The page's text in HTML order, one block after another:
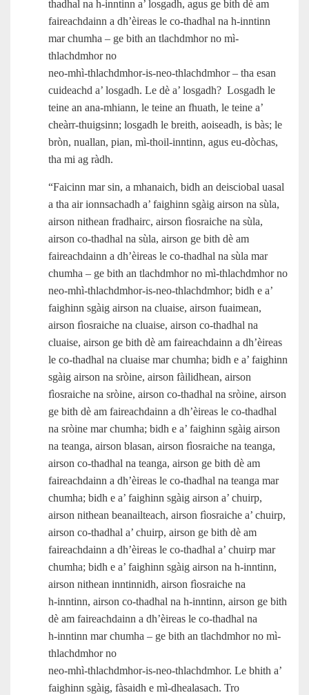
thadhal na h‑inntinn a’ losgadh, agus ge bith dè am
faireachdainn a dh’èireas le co-thadhal na h‑inntinn
mar chumha – ge bith an tlachdmhor no mì-
thlachdmhor no
neo‑mhì‑thlachdmhor‑is‑neo‑thlachdmhor – tha esan
cuideachd a’ losgadh. Le dè a’ losgadh? Losgadh le
teine an ana‑mhiann, le teine an fhuath, le teine a’
cheàrr‑thuigsinn; losgadh le breith, aoiseadh, is bàs; le
bròn, nuallan, pian, mì‑thoil-inntinn, agus eu‑dòchas,
tha mi ag ràdh.
“Faicinn mar sin, a mhanaich, bidh an deisciobal uasal
a tha air ionnsachadh a’ faighinn sgàig airson na sùla,
airson nithean fradhairc, airson fìosraiche na sùla,
airson co-thadhal na sùla, airson ge bith dè am
faireachdainn a dh’èireas le co-thadhal na sùla mar
chumha – ge bith an tlachdmhor no mì-thlachdmhor no
neo‑mhì‑thlachdmhor‑is‑neo‑thlachdmhor; bidh e a’
faighinn sgàig airson na cluaise, airson fuaimean,
airson fìosraiche na cluaise, airson co-thadhal na
cluaise, airson ge bith dè am faireachdainn a dh’èireas
le co-thadhal na cluaise mar chumha; bidh e a’ faighinn
sgàig airson na sròine, airson fàilidhean, airson
fìosraiche na sròine, airson co-thadhal na sròine, airson
ge bith dè am faireachdainn a dh’èireas le co-thadhal
na sròine mar chumha; bidh e a’ faighinn sgàig airson
na teanga, airson blasan, airson fìosraiche na teanga,
airson co-thadhal na teanga, airson ge bith dè am
faireachdainn a dh’èireas le co-thadhal na teanga mar
chumha; bidh e a’ faighinn sgàig airson a’ chuirp,
airson nithean beanailteach, airson fìosraiche a’ chuirp,
airson co-thadhal a’ chuirp, airson ge bith dè am
faireachdainn a dh’èireas le co-thadhal a’ chuirp mar
chumha; bidh e a’ faighinn sgàig airson na h‑inntinn,
airson nithean inntinnidh, airson fìosraiche na
h‑inntinn, airson co-thadhal na h‑inntinn, airson ge bith
dè am faireachdainn a dh’èireas le co-thadhal na
h‑inntinn mar chumha – ge bith an tlachdmhor no mì-
thlachdmhor no
neo‑mhì‑thlachdmhor‑is‑neo‑thlachdmhor. Le bhith a’
faighinn sgàig, fàsaidh e mì‑dhealasach. Tro